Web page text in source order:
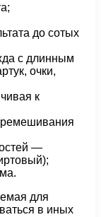
до сотых
с длинным
очки,
к
—
для
в иных